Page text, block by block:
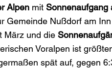
Alpen mit Sonnenaufgang
Gemeinde Nußdorf am
März und die
Voralpen ist
spät auf, gegen